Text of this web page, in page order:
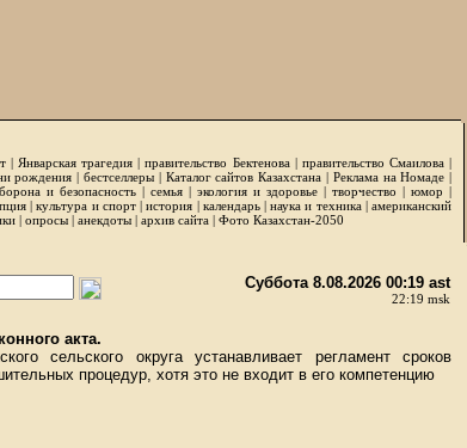
| Январская трагедия |правительство Бектенова| правительство Смаилова|
рождения | бестселлеры| Каталог сайтов Казахстана | Реклама на Номаде |
и безопасность | семья | экология и здоровье | творчество | юмор |
|культура и спорт|история | календарь|наука и техника|американский
| опросы | анекдоты | архив сайта | Фото Казахстан-2050
Суббота 8.08.2026 00:19 ast
22:19 msk
акта.
сельского округа устанавливает регламент сроков
процедур, хотя это не входит в его компетенцию